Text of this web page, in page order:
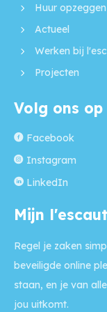
Huur opzeggen
Actueel
Werken bij
Projecten
Volg ons op
Facebook
Instagram
LinkedIn
Mijn l'escaut
Regel je zaken
beveiligde online
staan, en je van
jou uitkomt.